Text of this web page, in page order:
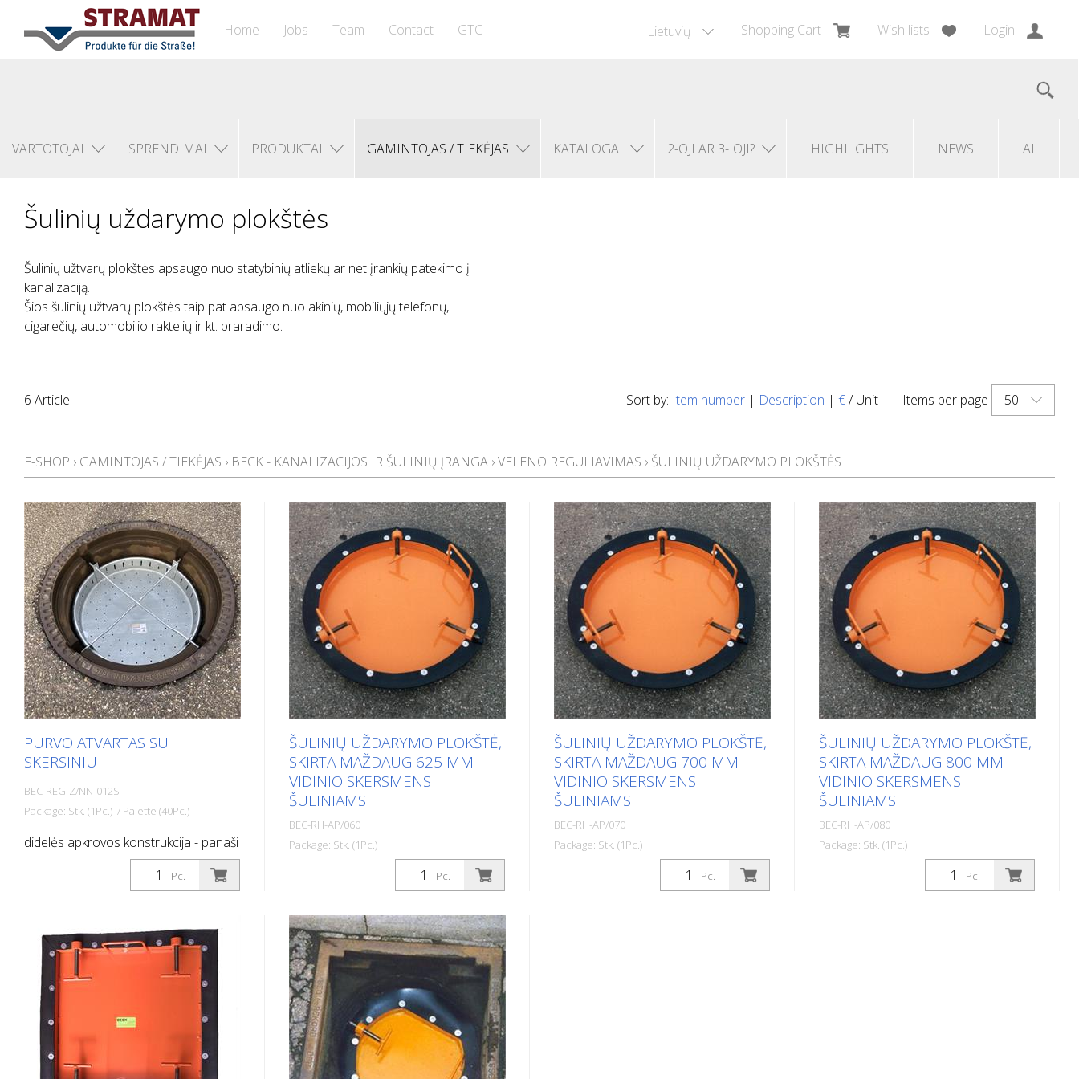
Lietuvių Shopping Cart Wish lists Login
Home Jobs Team Contact GTC
VARTOTOJAI SPRENDIMAI PRODUKTAI GAMINTOJAS / TIEKĖJAS KATALOGAI 2-OJI AR 3-IOJI? HIGHLIGHTS NEWS AI
Šulinių uždarymo plokštės
Šulinių užtvarų plokštės apsaugo nuo statybinių atliekų ar net įrankių patekimo į
kanalizaciją.
Šios šulinių užtvarų plokštės taip pat apsaugo nuo akinių, mobiliųjų telefonų,
cigarečių, automobilio raktelių ir kt. praradimo.
Items per page 50
Sort by: Item number | Description | €/ Unit
6 Article
E-SHOP › GAMINTOJAS / TIEKĖJAS › BECK - KANALIZACIJOS IR ŠULINIŲ ĮRANGA ›VELENO REGULIAVIMAS › ŠULINIŲ UŽDARYMO PLOKŠTĖS
PURVO ATVARTAS SU
SKERSINIU
BEC-REG-Z/NN-012S
Package: Stk. (1Pc.) / Palette (40Pc.)
didelės apkrovos konstrukcija - panaši
į DIN 1221 karštai cinkuota
Pc.
ŠULINIŲ UŽDARYMO PLOKŠTĖ,
SKIRTA MAŽDAUG 625 MM
VIDINIO SKERSMENS
ŠULINIAMS
BEC-RH-AP/060
Package: Stk. (1Pc.)
Šulinių užtvarų plokštė, skirta maždaug
625 mm vidinio skersmens šuliniams.
Apsaugo nuo statybinių šiukšlių,
įrankių ar net akinių, mobiliųjų
telefonų, cigarečių, automobilio
raktelių ir pan. patekimo į kanalizaciją.
Pc.
ŠULINIŲ UŽDARYMO PLOKŠTĖ,
SKIRTA MAŽDAUG 700 MM
VIDINIO SKERSMENS
ŠULINIAMS
BEC-RH-AP/070
Package: Stk. (1Pc.)
Šulinių užtvarų plokštė, skirta maždaug
700 mm vidinio skersmens šuliniams.
Pc.
ŠULINIŲ UŽDARYMO PLOKŠTĖ,
SKIRTA MAŽDAUG 800 MM
VIDINIO SKERSMENS
ŠULINIAMS
BEC-RH-AP/080
Package: Stk. (1Pc.)
Šulinių užtvarų plokštė, skirta maždaug
700 mm vidinio skersmens šuliniams.
Pc.